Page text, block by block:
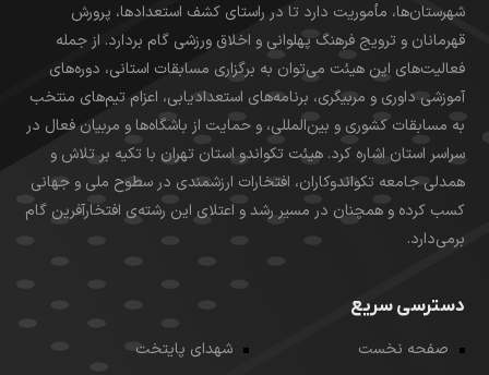
شهرستان‌ها، مأموریت دارد تا در راستای کشف استعدادها، پرورش
قهرمانان و ترویج فرهنگ پهلوانی و اخلاق ورزشی گام بردارد. از جمله
فعالیت‌های این هیئت می‌توان به برگزاری مسابقات استانی، دوره‌های
آموزشی داوری و مربیگری، برنامه‌های استعدادیابی، اعزام تیم‌های منتخب
به مسابقات کشوری و بین‌المللی، و حمایت از باشگاه‌ها و مربیان فعال در
سراسر استان اشاره کرد. هیئت تکواندو استان تهران با تکیه بر تلاش و
همدلی جامعه تکواندوکاران، افتخارات ارزشمندی در سطوح ملی و جهانی
کسب کرده و همچنان در مسیر رشد و اعتلای این رشته‌ی افتخارآفرین گام
برمی‌دارد.
دسترسی سریع
صفحه نخست
شهدای پایتخت